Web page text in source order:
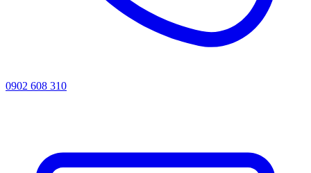
0902 608 310